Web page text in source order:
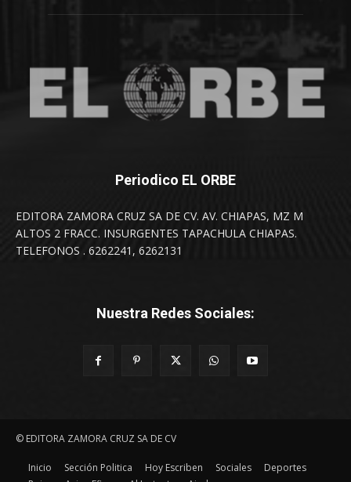
Periodico EL ORBE
EDITORA ZAMORA CRUZ SA DE CV. AV. CHIAPAS, MZ M
ALTOS 2 FRACC. INSURGENTES TAPACHULA CHIAPAS.
TELEFONOS . 6262241, 6262131
Nuestra Redes Sociales:
© EDITORA ZAMORA CRUZ SA DE CV
Inicio Sección Politica Hoy Escriben Sociales
Deportes